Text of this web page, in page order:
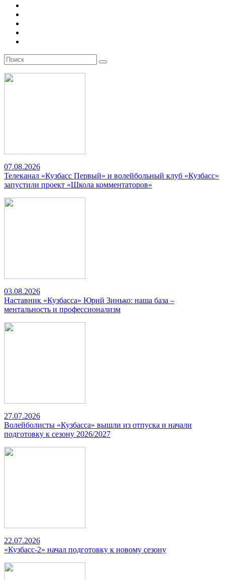
07.08.2026
Телеканал «Кузбасс Первый» и волейбольный клуб «Кузбасс»
запустили проект «Школа комментаторов»
03.08.2026
Наставник «Кузбасса» Юрий Зинько: наша база –
ментальность и профессионализм
27.07.2026
Волейболисты «Кузбасса» вышли из отпуска и начали
подготовку к сезону 2026/2027
22.07.2026
«Кузбасс-2» начал подготовку к новому сезону